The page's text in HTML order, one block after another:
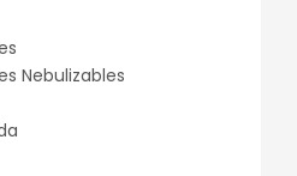
Nebulizables